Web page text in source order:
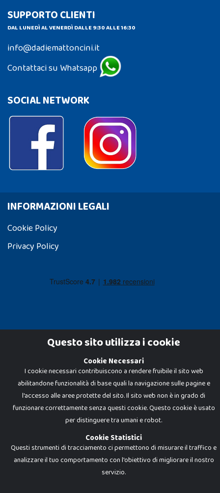
SUPPORTO CLIENTI
DAL LUNEDÌ AL VENERDÌ DALLE 9:30 ALLE 16:30
info@dadiemattoncini.it
Contattaci su Whatsapp
SOCIAL NETWORK
INFORMAZIONI LEGALI
Cookie Policy
Privacy Policy
Dadi e Mattoncini è un brand di Giocabene Srl. Ogni riproduzione o utilizzo non
espressamente autorizzato è severamente vietato. Tutti i loghi, marchi,
brand elencati nel presente shop sono di proprietà dei rispettivi titolari.
I prezzi e le promozioni pubblicate potrebbero differire da quanto esposto in
negozio.
Giocabene Srl - via della Posta 8, 20123 Milano (MI)
P.IVA 02608090425 - REA AN201199 - C.S. 10.000 i.v.
Questo sito utilizza i cookie
Cookie Necessari
I cookie necessari contribuiscono a rendere fruibile il sito web
abilitandone funzionalità di base quali la navigazione sulle pagine e
l'accesso alle aree protette del sito. Il sito web non è in grado di
funzionare correttamente senza questi cookie. Questo cookie è usato
per distinguere tra umani e robot.
Cookie Statistici
Questi strumenti di tracciamento ci permettono di misurare il traffico e
analizzare il tuo comportamento con l'obiettivo di migliorare il nostro
servizio.